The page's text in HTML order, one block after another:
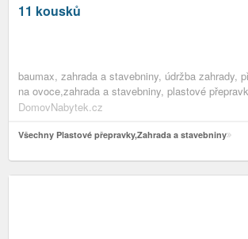
11 kousků
baumax, zahrada a stavebniny, údržba zahrady,
na ovoce,zahrada a stavebniny, plastové
stavebniny, přepravky,zahrada a stavebniny,
DomovNabytek.cz
Všechny Plastové přepravky,Zahrada a stavebniny